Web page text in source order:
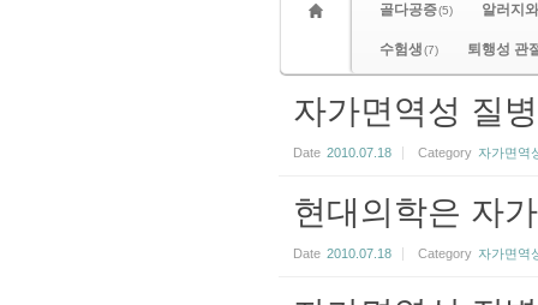
골다공증(5) 알러지
수험생(7) 퇴행성 관
자가면역성 질
Date 2010.07.18 Category 자가면역
현대의학은 자
Date 2010.07.18 Category 자가면역